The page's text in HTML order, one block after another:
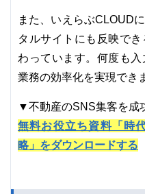
また、いえらぶCLOUD
タルサイトにも反映でき
わっています。何度も入
業務の効率化を実現でき
▼不動産のSNS集客を成
無料お役立ち資料「時
略」をダウンロードする